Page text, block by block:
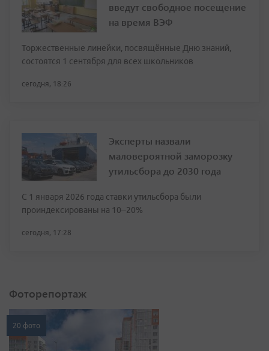
введут свободное посещение
на время ВЭФ
Торжественные линейки, посвящённые Дню знаний,
состоятся 1 сентября для всех школьников
сегодня, 18:26
Эксперты назвали
маловероятной заморозку
утильсбора до 2030 года
С 1 января 2026 года ставки утильсбора были
проиндексированы на 10–20%
сегодня, 17:28
Фоторепортаж
20 фото